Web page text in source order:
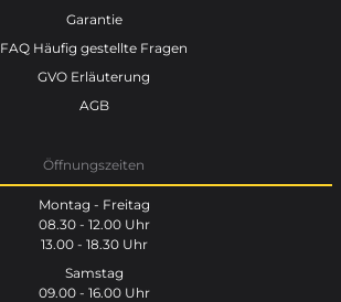
Garantie
FAQ Häufig gestellte Fragen
GVO Erläuterung
AGB
Öffnungszeiten
Montag - Freitag
08.30 - 12.00 Uhr
13.00 - 18.30 Uhr
Samstag
09.00 - 16.00 Uhr